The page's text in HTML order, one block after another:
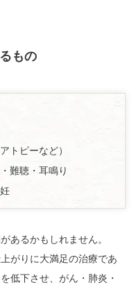
もの
トピーなど）
難聴・耳鳴り
あるかもしれません。
がりに大満足の治療であ
低下させ、がん・肺炎・